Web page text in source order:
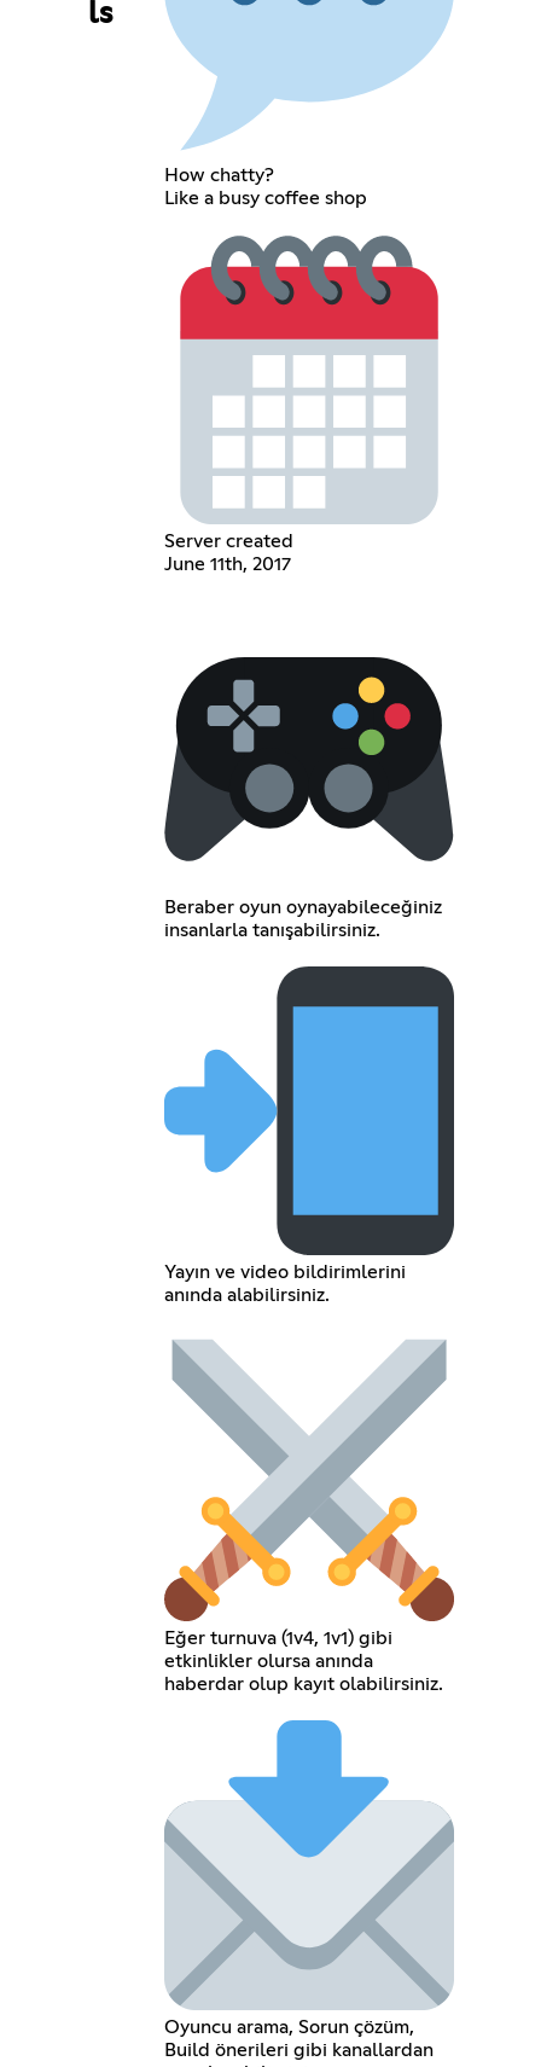
ls
How chatty?
Like a busy coffee shop
Server created
June 11th, 2017
Beraber oyun oynayabileceğiniz
insanlarla tanışabilirsiniz.
Yayın ve video bildirimlerini
anında alabilirsiniz.
Eğer turnuva (1v4, 1v1) gibi
etkinlikler olursa anında
haberdar olup kayıt olabilirsiniz.
Oyuncu arama, Sorun çözüm,
Build önerileri gibi kanallardan